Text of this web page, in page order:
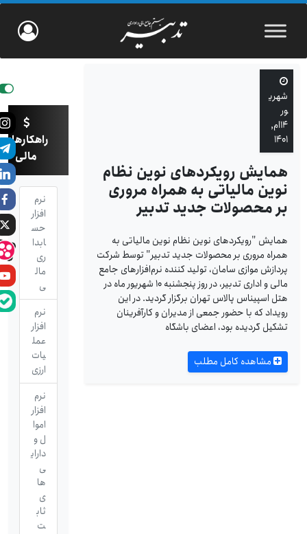
شهری
ور
۱۴ام,
۱۴۰۱
همایش رویکردهای نوین نظام
نوین مالیاتی به همراه مروری
بر محصولات جدید تدبیر
همایش "رویکردهای نوین نظام نوین مالیاتی به
همراه مروری بر محصولات جدید تدبیر" توسط شرکت
پردازش موازی سامان، تولید کننده نرم‌افزارهای جامع
مالی و اداری تدبیر، در روز پنجشنبه ۱۰ شهریور ماه در
هتل اسپیناس پالاس تهران برگزار گردید. در این
رویداد که با حضور جمعی از مدیران و کارآفرینان
تشکیل گردیده بود، اعضای باشگاه
مشاهده کامل مطلب
راهکارهای
مالی
نرم
افزار
حس
ابدا
ری
مال
ی
نرم
افزار
عمل
یات
ارزی
نرم
افزار
اموا
ل و
دارای
ی
ها
ی
ثاب
ت